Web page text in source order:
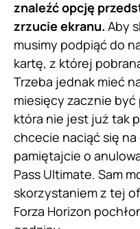
znaleźć opcję
zrzucie ekranu. Aby
musimy podpiąć do
kartę, z której
Trzeba jednak mieć
miesięcy zacznie być
która nie jest już tak
chcecie naciąć się
pamiętajcie o
Pass Ultimate. Sam
skorzystaniem z tej
Forza Horizon